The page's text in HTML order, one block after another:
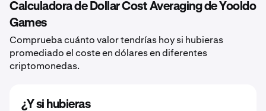
Calculadora de Dollar Cost Averaging de Yooldo
Games
Comprueba cuánto valor tendrías hoy si hubieras
promediado el coste en dólares en diferentes
criptomonedas.
¿Y si hubieras